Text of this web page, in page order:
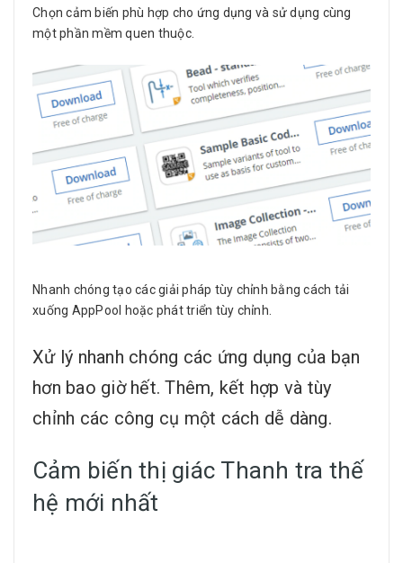
Chọn cảm biến phù hợp cho ứng dụng và sử dụng cùng
một phần mềm quen thuộc.
Nhanh chóng tạo các giải pháp tùy chỉnh bằng cách tải
xuống AppPool hoặc phát triển tùy chỉnh.
Xử lý nhanh chóng các ứng dụng của bạn
hơn bao giờ hết. Thêm, kết hợp và tùy
chỉnh các công cụ một cách dễ dàng.
Cảm biến thị giác Thanh tra thế
hệ mới nhất